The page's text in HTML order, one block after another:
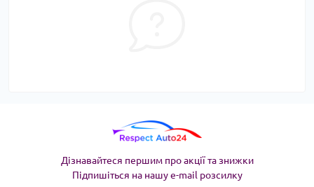
Дізнавайтеся першим про акції та знижки
Підпишіться на нашу e-mail розсилку